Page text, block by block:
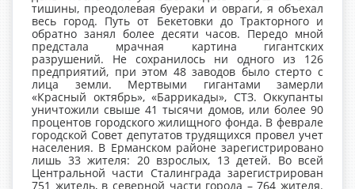
тишины, преодолевая буераки и овраги, я объехал
весь город. Путь от Бекетовки до Тракторного и
обратно занял более десяти часов. Передо мной
предстала мрачная картина гигантских
разрушений. Не сохранилось ни одного из 126
предприятий, при этом 48 заводов было стерто с
лица земли. Мертвыми гигантами замерли
«Красный октябрь», «Баррикады», СТЗ. Оккупанты
уничтожили свыше 41 тысячи домов, или более 90
процентов городского жилищного фонда. В феврале
городской Совет депутатов трудящихся провел учет
населения. В Ерманском районе зарегистрировано
лишь 33 жителя: 20 взрослых, 13 детей. Во всей
Центральной части Сталинграда зарегистрирован
751 житель, в северной части города – 764 жителя.